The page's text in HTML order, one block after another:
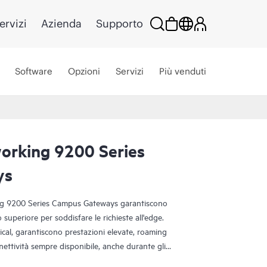
Azienda Supporto
Software Opzioni Servizi Più venduti
9200 Series
Series Campus Gateways garantiscono
per soddisfare le richieste all'edge.
garantiscono prestazioni elevate, roaming
sempre disponibile, anche durante gli